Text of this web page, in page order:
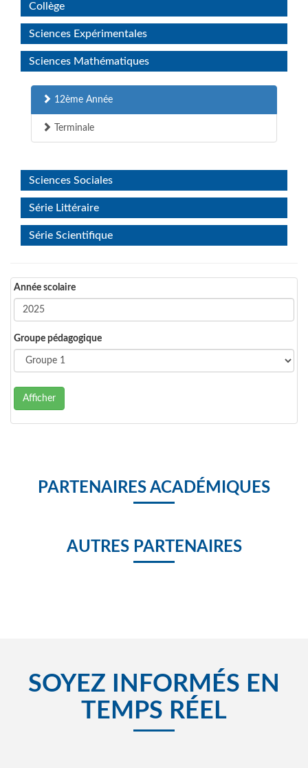
Collège
Sciences Expérimentales
Sciences Mathématiques
12ème Année
Terminale
Sciences Sociales
Série Littéraire
Série Scientifique
Année scolaire
Groupe pédagogique
Afficher
PARTENAIRES ACADÉMIQUES
AUTRES PARTENAIRES
SOYEZ INFORMÉS EN
TEMPS RÉEL